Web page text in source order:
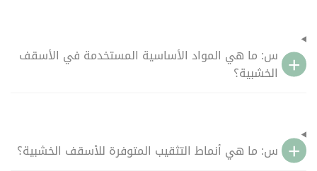
س: ما هي المواد الأساسية المستخدمة في الأسقف
الخشبية؟
س: ما هي أنماط التثقيب المتوفرة للأسقف الخشبية؟